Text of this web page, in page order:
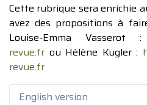
Cette rubrique sera enrichie
avez des propositions à
Louise-Emma Vasserot
revue.fr ou Hélène Kugler :
revue.fr
English version